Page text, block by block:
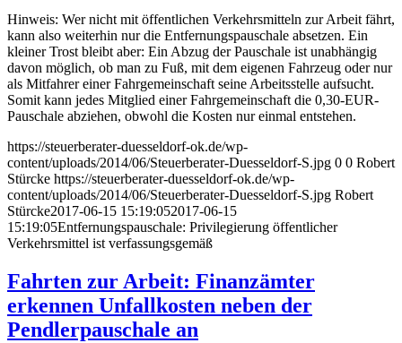
Hinweis: Wer nicht mit öffentlichen Verkehrsmitteln zur Arbeit fährt,
kann also weiterhin nur die Entfernungspauschale absetzen. Ein
kleiner Trost bleibt aber: Ein Abzug der Pauschale ist unabhängig
davon möglich, ob man zu Fuß, mit dem eigenen Fahrzeug oder nur
als Mitfahrer einer Fahrgemeinschaft seine Arbeitsstelle aufsucht.
Somit kann jedes Mitglied einer Fahrgemeinschaft die 0,30-EUR-
Pauschale abziehen, obwohl die Kosten nur einmal entstehen.
https://steuerberater-duesseldorf-ok.de/wp-
content/uploads/2014/06/Steuerberater-Duesseldorf-S.jpg 0 0 Robert
Stürcke https://steuerberater-duesseldorf-ok.de/wp-
content/uploads/2014/06/Steuerberater-Duesseldorf-S.jpg Robert
Stürcke2017-06-15 15:19:052017-06-15
15:19:05Entfernungspauschale: Privilegierung öffentlicher
Verkehrsmittel ist verfassungsgemäß
Fahrten zur Arbeit: Finanzämter
erkennen Unfallkosten neben der
Pendlerpauschale an